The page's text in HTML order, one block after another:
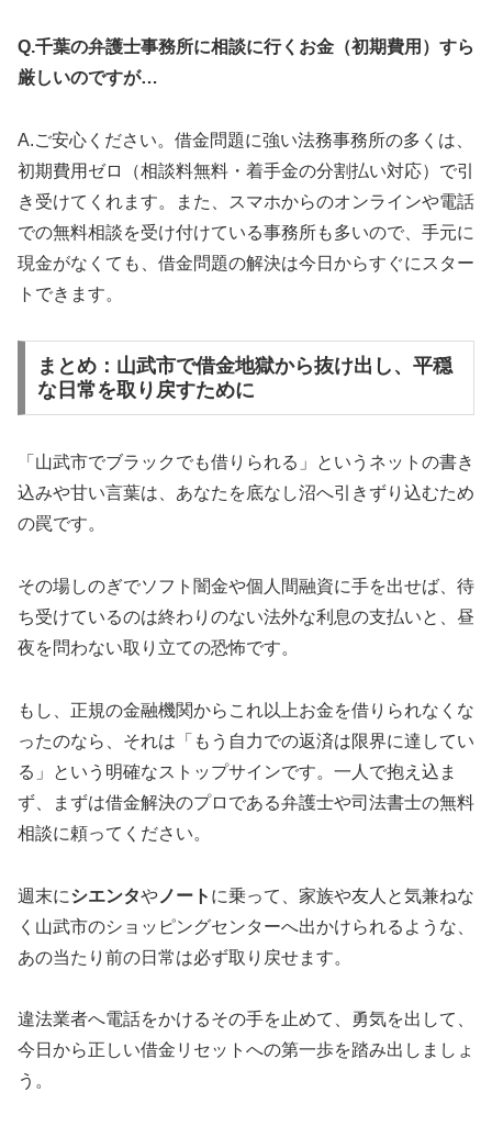
Q.千葉の弁護士事務所に相談に行くお金（初期費用）すら
厳しいのですが…
A.ご安心ください。借金問題に強い法務事務所の多くは、
初期費用ゼロ（相談料無料・着手金の分割払い対応）で引
き受けてくれます。また、スマホからのオンラインや電話
での無料相談を受け付けている事務所も多いので、手元に
現金がなくても、借金問題の解決は今日からすぐにスター
トできます。
まとめ：山武市で借金地獄から抜け出し、平穏
な日常を取り戻すために
「山武市でブラックでも借りられる」というネットの書き
込みや甘い言葉は、あなたを底なし沼へ引きずり込むため
の罠です。
その場しのぎでソフト闇金や個人間融資に手を出せば、待
ち受けているのは終わりのない法外な利息の支払いと、昼
夜を問わない取り立ての恐怖です。
もし、正規の金融機関からこれ以上お金を借りられなくな
ったのなら、それは「もう自力での返済は限界に達してい
る」という明確なストップサインです。一人で抱え込ま
ず、まずは借金解決のプロである弁護士や司法書士の無料
相談に頼ってください。
週末にシエンタや ノート に乗って、家族や友人と気兼ねな
く山武市のショッピングセンターへ出かけられるような、
あの当たり前の日常は必ず取り戻せます。
違法業者へ電話をかけるその手を止めて、勇気を出して、
今日から正しい借金リセットへの第一歩を踏み出しましょ
う。